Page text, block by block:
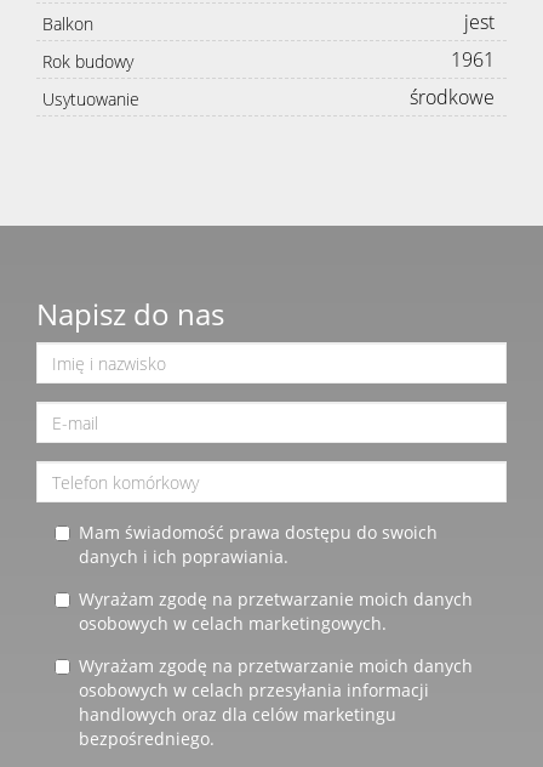
Balkon jest
Rok budowy 1961
Usytuowanie środkowe
Napisz do nas
Mam świadomość prawa dostępu do swoich
danych i ich poprawiania.
Wyrażam zgodę na przetwarzanie moich danych
osobowych w celach marketingowych.
Wyrażam zgodę na przetwarzanie moich danych
osobowych w celach przesyłania informacji
handlowych oraz dla celów marketingu
bezpośredniego.